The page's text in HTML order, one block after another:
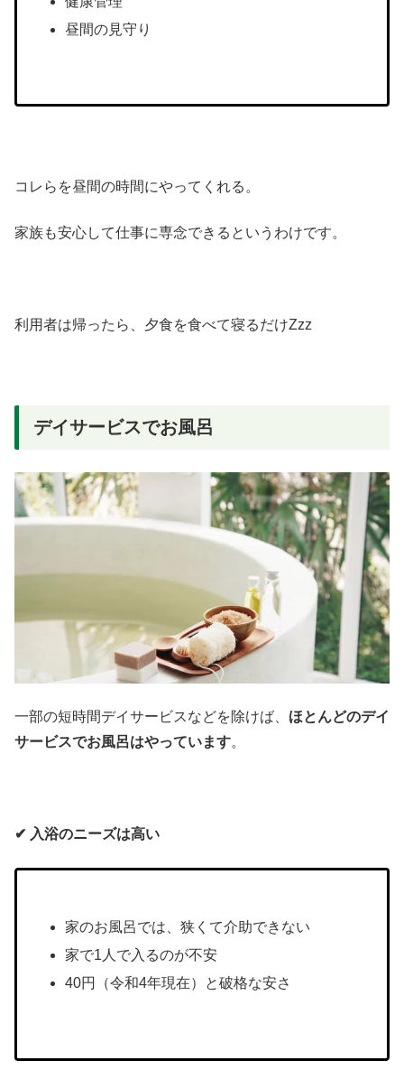
昼間の見守り
コレらを昼間の時間にやってくれる。
家族も安心して仕事に専念できるというわけです。
利用者は帰ったら、夕食を食べて寝るだけZzz
デイサービスでお風呂
一部の短時間デイサービスなどを除けば、 ほとんどのデイ
サービスでお風呂はやっています。
✔︎ 入浴のニーズは高い
家のお風呂では、狭くて介助できない
家で1人で入るのが不安
40円（令和4年現在）と破格な安さ